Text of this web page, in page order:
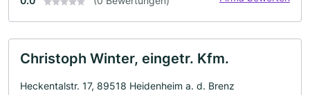
Christoph Winter, eingetr. Kfm.
Heckentalstr. 17, 89518 Heidenheim a. d. Brenz